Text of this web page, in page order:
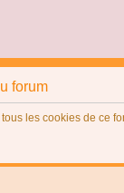
forum
les cookies de ce